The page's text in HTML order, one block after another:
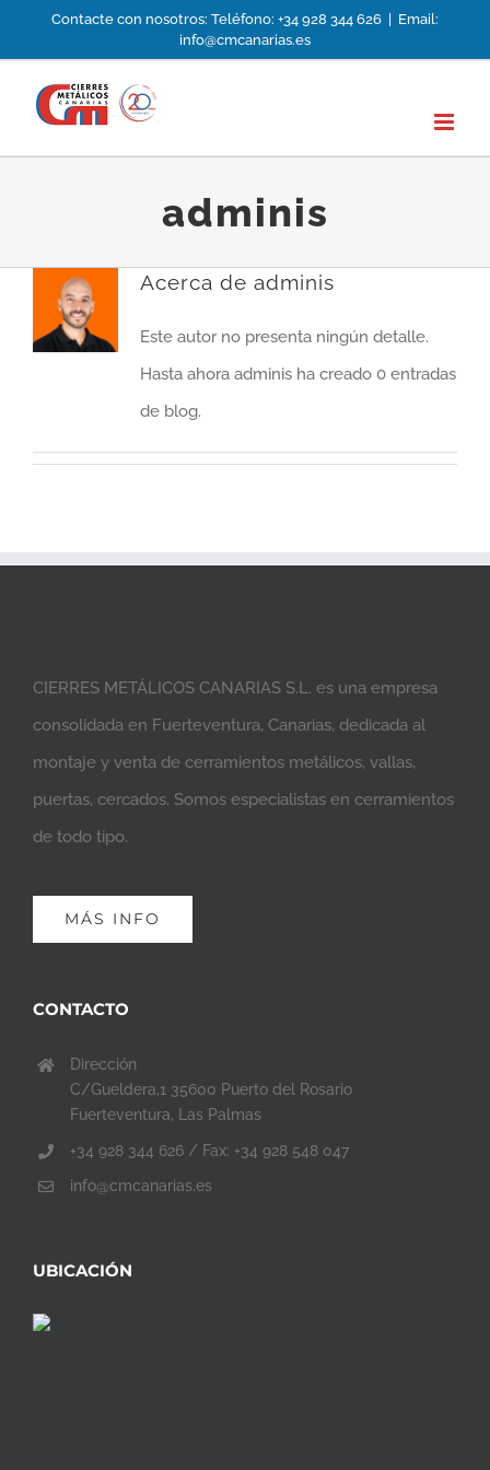
al
contenido
Contacte con nosotros: Teléfono: +34 928 344 626
Email:
info@cmcanarias.es
adminis
Acerca de adminis
Este autor no presenta ningún detalle.
Hasta ahora adminis ha creado 0 entradas
de blog.
CIERRES METÁLICOS CANARIAS S.L. es una empresa
consolidada en Fuerteventura, Canarias, dedicada al
montaje y venta de cerramientos metálicos, vallas,
puertas, cercados. Somos especialistas en cerramientos
de todo tipo.
MÁS INFO
CONTACTO
Dirección
C/Gueldera,1 35600 Puerto del Rosario
Fuerteventura, Las Palmas
+34 928 344 626 / Fax: +34 928 548 047
info@cmcanarias.es
UBICACIÓN